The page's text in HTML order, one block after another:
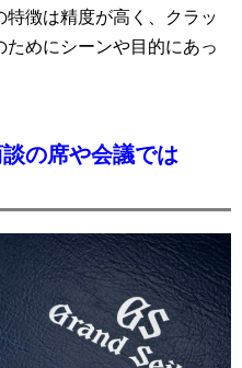
徴は精度が高く、クラッ
めにシーンや目的にあっ
の席や会議では